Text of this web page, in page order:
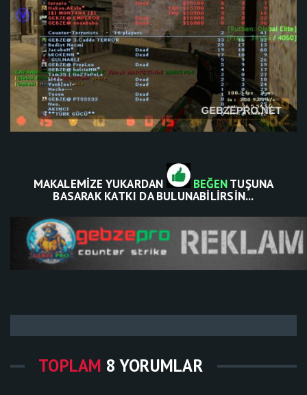
MAKALEMİZE YUKARDAN BEĞENTUŞUNA
BASARAK KATKI DA BULUNABİLİRSİN...
TOPLAM 8 YORUMLAR